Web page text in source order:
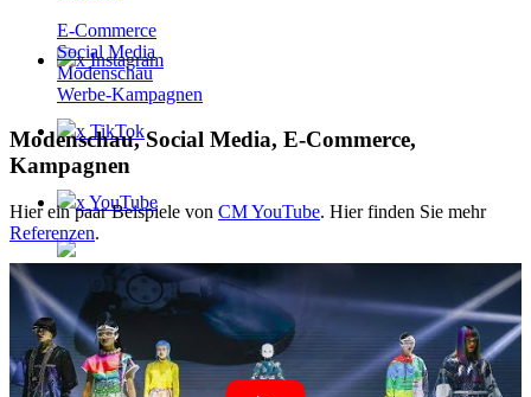
x Instagram
x TikTok
x YouTube
E-Commerce
Social Media
Modenschau
Werbe-Kampagnen
Modenschau, Social Media, E-Commerce,
Kampagnen
Hier ein paar Beispiele von CM YouTube. Hier finden Sie mehr
Referenzen.